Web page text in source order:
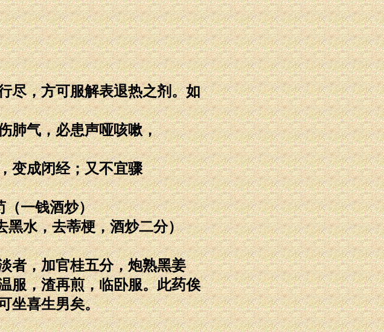
尽，方可服解表退热之剂。如
肺气，必患声哑咳嗽，
变成闭经；又不宜骤
（一钱酒炒）
黑水，去蒂梗，酒炒二分）
者，加官桂五分，炮熟黑姜
服，渣再煎，临卧服。此药俟
坐喜生男矣。